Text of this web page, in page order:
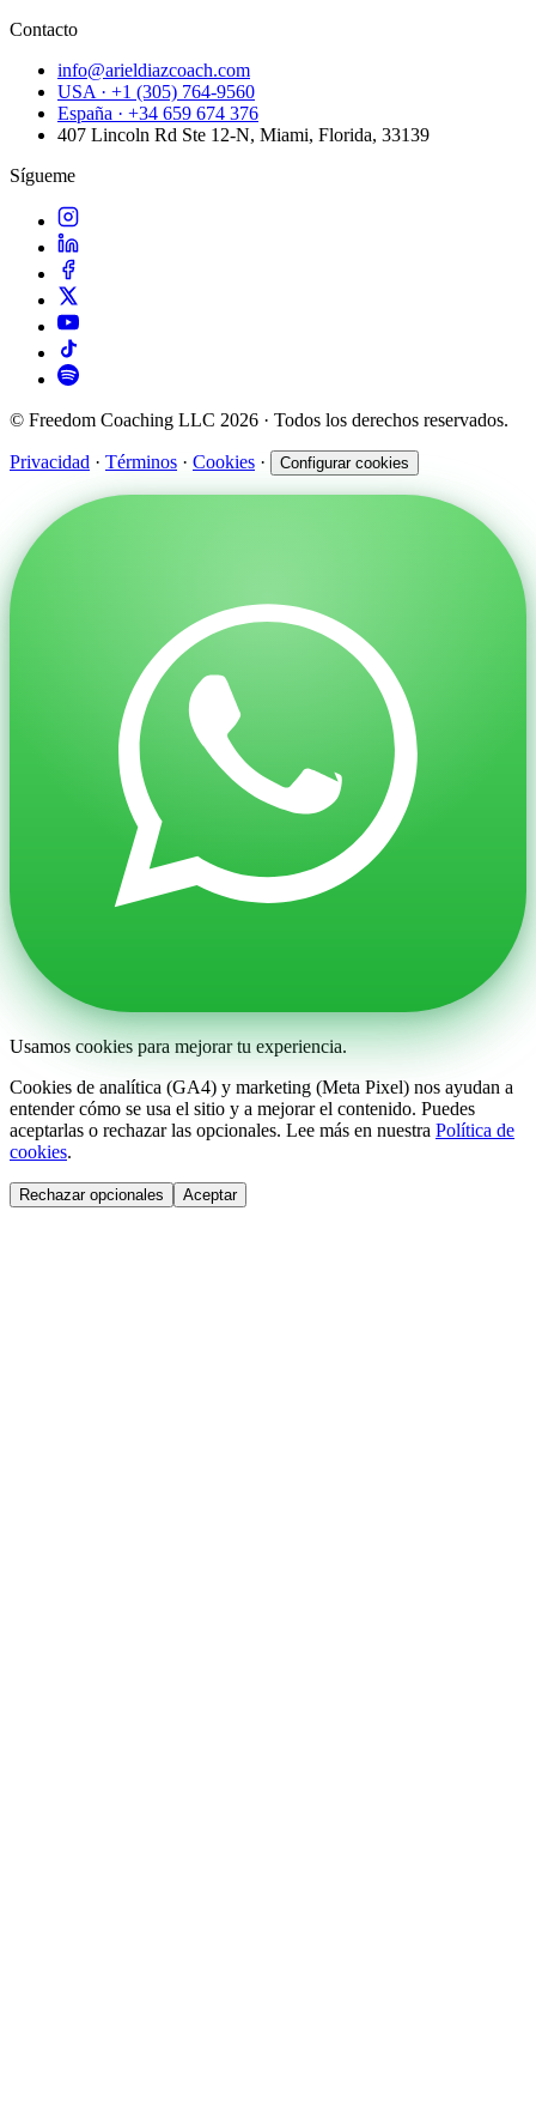
Contacto
info@arieldiazcoach.com
USA · +1 (305) 764-9560
España · +34 659 674 376
407 Lincoln Rd Ste 12-N, Miami, Florida, 33139
Sígueme
© Freedom Coaching LLC 2026 · Todos los derechos reservados.
Privacidad · Términos · Cookies · Configurar cookies
Usamos cookies para mejorar tu experiencia.
Cookies de analítica (GA4) y marketing (Meta Pixel) nos ayudan a
entender cómo se usa el sitio y a mejorar el contenido. Puedes
aceptarlas o rechazar las opcionales. Lee más en nuestra Política de
cookies.
Rechazar opcionales Aceptar